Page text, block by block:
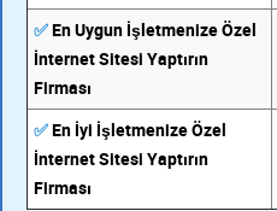
✅En Uygun İşletmenize Özel
İnternet Sitesi Yaptırın
Firması
✅En İyi İşletmenize Özel
İnternet Sitesi Yaptırın
Firması